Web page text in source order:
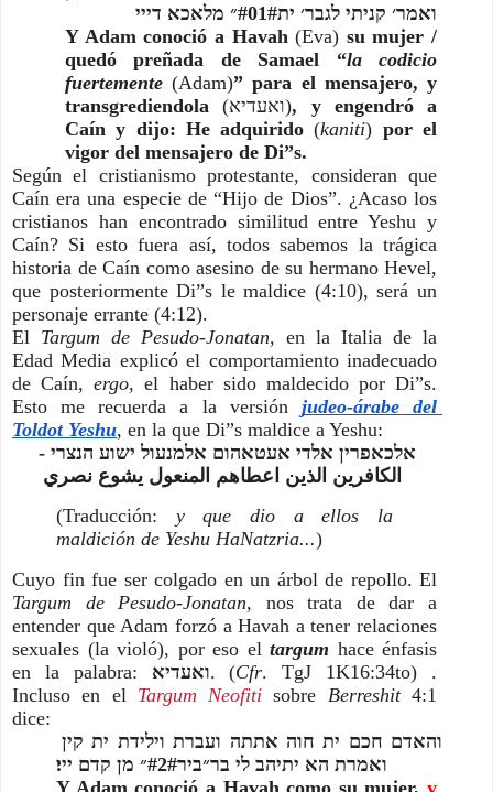
ואמר׳ קניתי לגבר׳ ית#01#״ מלאכא דייי
Y Adam conoció a Havah (Eva) su mujer /
quedó preñada de Samael “la codicio
fuertemente (Adam)” para el mensajero, y
transgrediendola
(ואעדיא), y engendró a
Caín y dijo: He adquirido (kaniti) por el
vigor del mensajero de Di”s.
Según el cristianismo protestante, consideran que
Caín era una especie de “Hijo de Dios”. ¿Acaso los
cristianos han encontrado similitud entre Yeshu y
Caín? Si esto fuera así, todos sabemos la trágica
historia de Caín como asesino de su hermano Hevel,
que posteriormente Di”s le maldice (4:10), será un
personaje errante (4:12).
El Targum de Pesudo-Jonatan, en la Italia de la
Edad Media explicó el comportamiento inadecuado
de Caín, ergo, el haber sido maldecido por Di”s.
Esto me recuerda a la versión
judeo-árabe del
Toldot Yeshu, en la que Di”s maldice a Yeshu:
אלכאפרין אלדי אעטאהום אלמנעול ישוע הנצרי -
الكافرين الذين اعطاهم المنعول يشوع نصري
(Traducción: y que dio a ellos la
maldición de Yeshu HaNatzria...)
Targum de Pesudo-Jonatan, nos trata de dar a
entender que Adam forzó a Havah a tener relaciones
sexuales (la violó), por eso el targum hace énfasis
en la palabra: ואעדיא. (Cfr. TgJ 1K16:34to) .
Incluso en el Targum Neofiti sobre Berreshit 4:1
dice:
ואמרת הא יתיהב לי בר״ביר#2#״ מן קדם ייי׃